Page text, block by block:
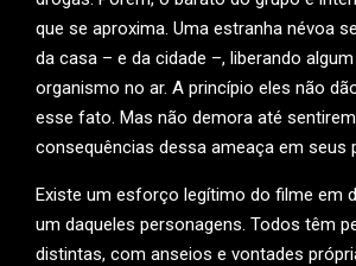
que se aproxima. Uma estranha névoa
da casa – e da cidade –, liberando
organismo no ar. A princípio eles não
esse fato. Mas não demora até
consequências dessa ameaça em seus
Existe um esforço legítimo do filme em
um daqueles personagens. Todos têm
distintas, com anseios e vontades